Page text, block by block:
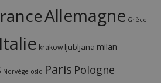
Allemagne Grèce
Italie krakow ljubljana milan
Norvège oslo Paris Pologne